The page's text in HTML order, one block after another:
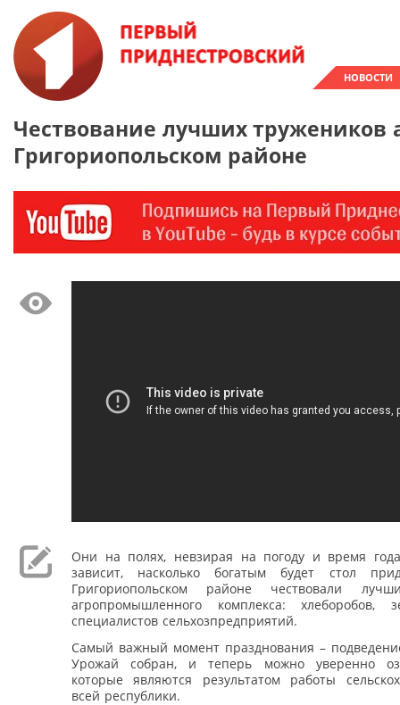
НОВОСТИ
Чествование лучших
Григориопольском районе
Они на полях, невзирая на погоду и время
зависит, насколько богатым будет стол
Григориопольском районе чествовали
агропромышленного комплекса: хлеборобов,
специалистов сельхозпредприятий.
Самый важный момент празднования –
Урожай собран, и теперь можно уверенно
которые являются результатом работы
всей республики.